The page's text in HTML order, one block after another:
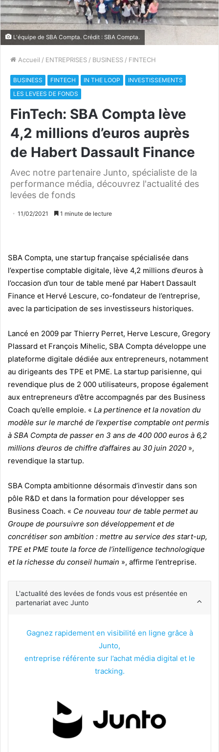
L'équipe de SBA Compta. Crédit : SBA Compta.
Accueil / ENTREPRISES / BUSINESS / FINTECH
BUSINESS FINTECH IN THE LOOP
INVESTISSEMENTS
LES LEVEES DE FONDS
FinTech: SBA Compta lève
4,2 millions d’euros auprès
de Habert Dassault Finance
Avec notre partenaire Junto, spécialiste de la
performance média, découvrez l'actualité des
levées de fonds
11/02/2021 1 minute de lecture
SBA Compta, une startup française spécialisée dans
l’expertise comptable digitale, lève 4,2 millions d’euros à
l’occasion d’un tour de table mené par Habert Dassault
Finance et Hervé Lescure, co-fondateur de l’entreprise,
avec la participation de ses investisseurs historiques.
Lancé en 2009 par Thierry Perret, Herve Lescure, Gregory
Plassard et François Mihelic, SBA Compta développe une
plateforme digitale dédiée aux entrepreneurs, notamment
au dirigeants des TPE et PME. La startup parisienne, qui
revendique plus de 2 000 utilisateurs, propose également
aux entrepreneurs d’être accompagnés par des Business
Coach qu’elle emploie. « La pertinence et la novation du
modèle sur le marché de l’expertise comptable ont permis
à SBA Compta de passer en 3 ans de 400 000 euros à 6,2
millions d’euros de chiffre d’affaires au 30 juin 2020 »,
revendique la startup.
SBA Compta ambitionne désormais d’investir dans son
pôle R&D et dans la formation pour développer ses
Business Coach. « Ce nouveau tour de table permet au
Groupe de poursuivre son développement et de
concrétiser son ambition : mettre au service des start-up,
TPE et PME toute la force de l’intelligence technologique
et la richesse du conseil humain », affirme l’entreprise.
L'actualité des levées de fonds vous est présentée en
partenariat avec Junto
Gagnez rapidement en visibilité en ligne grâce à
Junto,
entreprise référente sur l’achat média digital et le
tracking.